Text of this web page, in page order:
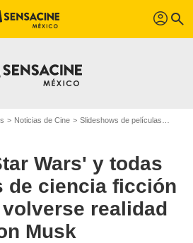
profil search
Noticias de Cine Slideshows de películas
Wars' y todas
de ciencia ficción
realidad
Musk